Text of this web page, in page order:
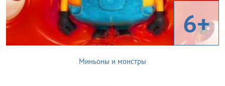
6+
Миньоны и монстры